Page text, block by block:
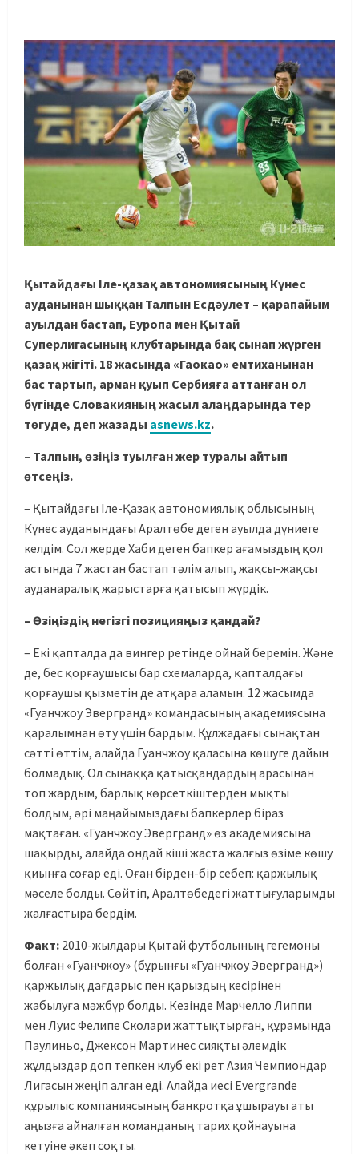
Қытайдағы Іле-қазақ автономиясының Күнес
ауданынан шыққан Талпын Есдәулет – қарапайым
ауылдан бастап, Еуропа мен Қытай
Суперлигасының клубтарында бақ сынап жүрген
қазақ жігіті. 18 жасында «Гаокао» емтиханынан
бас тартып, арман қуып Сербияға аттанған ол
бүгінде Словакияның жасыл алаңдарында тер
төгуде, деп жазады asnews.kz.
– Талпын, өзіңіз туылған жер туралы айтып
өтсеңіз.
– Қытайдағы Іле-Қазақ автономиялық облысының
Күнес ауданындағы Аралтөбе деген ауылда дүниеге
келдім. Сол жерде Хаби деген бапкер ағамыздың қол
астында 7 жастан бастап тәлім алып, жақсы-жақсы
ауданаралық жарыстарға қатысып жүрдік.
– Өзіңіздің негізгі позицияңыз қандай?
– Екі қапталда да вингер ретінде ойнай беремін. Және
де, бес қорғаушысы бар схемаларда, қапталдағы
қорғаушы қызметін де атқара аламын. 12 жасымда
«Гуанчжоу Эвергранд» командасының академиясына
қаралымнан өту үшін бардым. Құлжадағы сынақтан
сәтті өттім, алайда Гуанчжоу қаласына көшуге дайын
болмадық. Ол сынаққа қатысқандардың арасынан
топ жардым, барлық көрсеткіштерден мықты
болдым, әрі маңайымыздағы бапкерлер біраз
мақтаған. «Гуанчжоу Эвергранд» өз академиясына
шақырды, алайда ондай кіші жаста жалғыз өзіме көшу
қиынға соғар еді. Оған бірден-бір себеп: қаржылық
мәселе болды. Сөйтіп, Аралтөбедегі жаттығуларымды
жалғастыра бердім.
Факт: 2010-жылдары Қытай футболының гегемоны
болған «Гуанчжоу» (бұрынғы «Гуанчжоу Эвергранд»)
қаржылық дағдарыс пен қарыздың кесірінен
жабылуға мәжбүр болды. Кезінде Марчелло Липпи
мен Луис Фелипе Сколари жаттықтырған, құрамында
Паулиньо, Джексон Мартинес сияқты әлемдік
жұлдыздар доп тепкен клуб екі рет Азия Чемпиондар
Лигасын жеңіп алған еді. Алайда иесі Evergrande
құрылыс компаниясының банкротқа ұшырауы аты
аңызға айналған команданың тарих қойнауына
кетуіне әкеп соқты.